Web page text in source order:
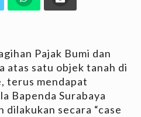
Pajak Bumi dan
atas satu objek tanah di
terus mendapat
Bapenda Surabaya
dilakukan secara “case